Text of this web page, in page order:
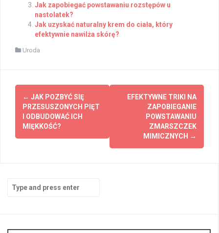
Jak zapobiegać powstawaniu rozstępów u
nastolatek?
Jak uzyskać naturalny krem do ciała, który
efektywnie nawilża skórę?
Uroda
Post
navigation
← JAK POZBYĆ SIĘ
PRZESUSZONYCH PIĘT
I ODBUDOWAĆ ICH
MIĘKKOŚĆ?
EFEKTYWNE TRIKI NA
ZAPOBIEGANIE
POWSTAWANIU
ZMARSZCZEK
MIMICZNYCH →
Search
for: